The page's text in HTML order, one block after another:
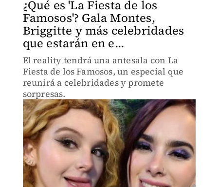
¿Qué es 'La Fiesta de los
Famosos'? Gala Montes,
Briggitte y más celebridades
que estarán en e...
El reality tendrá una antesala con La
Fiesta de los Famosos, un especial que
reunirá a celebridades y promete
sorpresas.